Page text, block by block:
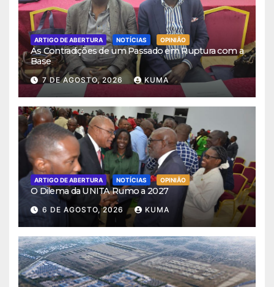
ARTIGO DE ABERTURA NOTÍCIAS OPINIÃO
As Contradições de um Passado em Ruptura com a
Base
7 DE AGOSTO, 2026 KUMA
ARTIGO DE ABERTURA NOTÍCIAS OPINIÃO
O Dilema da UNITA Rumo a 2027
6 DE AGOSTO, 2026 KUMA